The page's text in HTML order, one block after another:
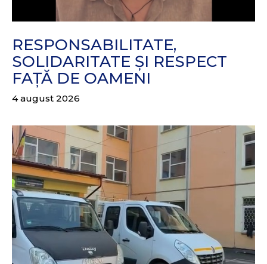
RESPONSABILITATE,
SOLIDARITATE ȘI RESPECT
FAȚĂ DE OAMENI
4 august 2026